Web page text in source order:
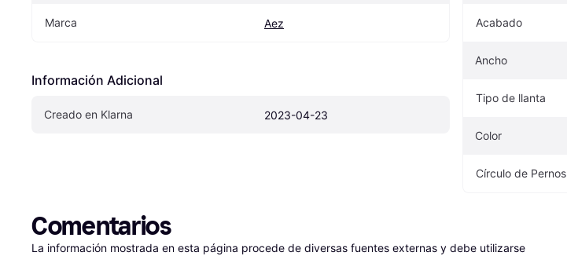
Marca Aez
Información Adicional
Creado en Klarna 2023-04-23
Acabado
Ancho
Tipo de llanta
Color
Círculo de Pernos
Comentarios
La información mostrada en esta página procede de diversas fuentes externas y debe utilizarse